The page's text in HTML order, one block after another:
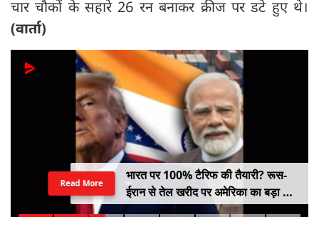
चार चौकों के सहारे 26 रन बनाकर क्रीज पर डटे हुए थे।
(वार्ता)
भारत पर 100% टैरिफ की तैयारी? रूस-
ईरान से तेल खरीद पर अमेरिका का बड़ा वार,
सीनेट में बिल पास
Read More